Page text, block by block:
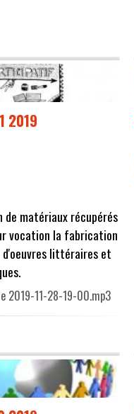
2019
matériaux récupérés
vocation la fabrication
littéraires et
2019-11-28-19-00.mp3